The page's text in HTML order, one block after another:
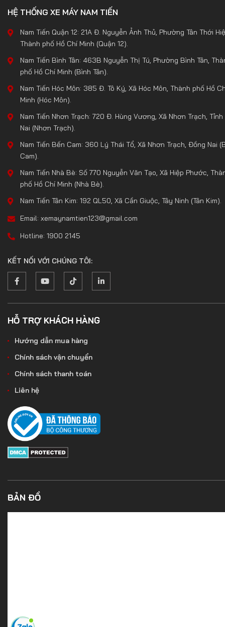
HỆ THỐNG XE MÁY NAM TIẾN
Nam Tiến Quận 12: 21A Đ. Nguyễn Ảnh Thủ, Phường Tân Thới
Thành phố Hồ Chí Minh (Quận 12).
Nam Tiến Bình Tân: 463B Nguyễn Thị Tú, Phường Bình Tân,
phố Hồ Chí Minh (Bình Tân).
Nam Tiến Hóc Môn: 385 Đ. Tô Ký, Xã Hóc Môn, Thành phố Hồ
Minh (Hóc Môn).
Nam Tiến Nhơn Trạch: 720 Đ. Hùng Vương, Xã Nhơn Trạch,
Nai (Nhơn Trạch).
Nam Tiến Bến Cam: 360 Lý Thái Tổ, Xã Nhơn Trạch, Đồng Nai
Cam).
Nam Tiến Nhà Bè: Số 770 Nguyễn Văn Tạo, Xã Hiệp Phước,
phố Hồ Chí Minh (Nhà Bè).
Nam Tiến Tân Kim: 192 QL50, Xã Cần Giuộc, Tây Ninh (Tân Kim).
Email: xemaynamtien123@gmail.com
Hotline: 1900 2145
KẾT NỐI VỚI CHÚNG TÔI:
HỖ TRỢ KHÁCH HÀNG
Hướng dẫn mua hàng
Chính sách vận chuyển
Chính sách thanh toán
Liên hệ
BẢN ĐỒ